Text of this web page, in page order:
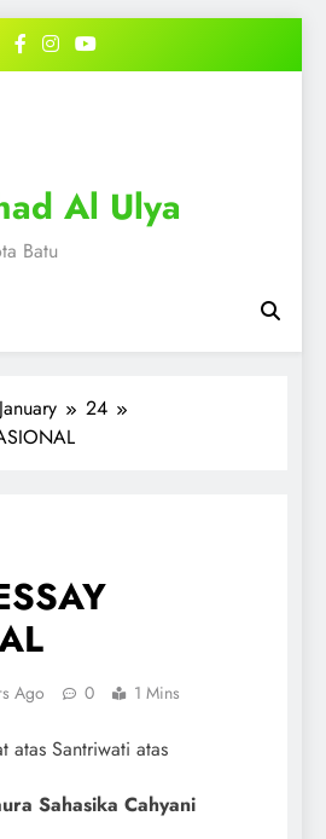
Al Ulya
Batu
January
24
Ago 0 1 Mins
atas Santriwati atas
Sahasika Cahyani